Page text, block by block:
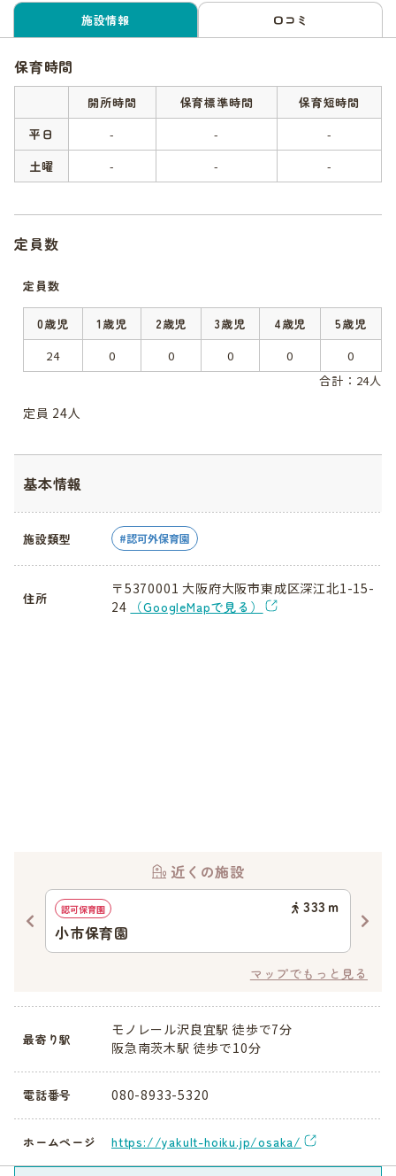
施設情報 口コミ
保育時間
開所時間 保育標準時間
保育短時間
平日
- -
-
土曜
- - -
定員数
定員数
0歳児 1歳児 2歳児 3歳児 4歳児
5歳児
24
0 0 0 0
0
合計：24人
定員 24人
基本情報
施設類型 認可外保育園
住所
〒5370001 大阪府大阪市東成区深江北1-15-
24
（GoogleMapで見る）
近くの施設
認可保育園 333 ｍ
小市保育園
マップでもっと見る
最寄り駅
モノレール沢良宜駅 徒歩で7分
阪急南茨木駅 徒歩で10分
電話番号 080-8933-5320
ホームページ https://yakult-hoiku.jp/osaka/